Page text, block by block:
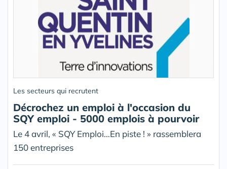
Les secteurs qui recrutent
Décrochez un emploi à l'occasion du
SQY emploi - 5000 emplois à pourvoir
Le 4 avril, « SQY Emploi…En piste ! » rassemblera
150 entreprises